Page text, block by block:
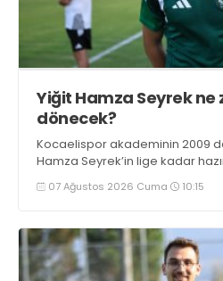
Yiğit Hamza Seyrek
dönecek?
Kocaelispor akademinin 2009
Hamza Seyrek’in lige kadar
07 Ağustos 2026 Cuma 10:15